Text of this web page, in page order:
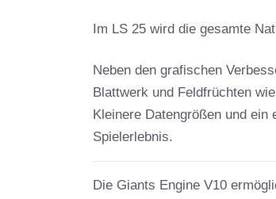
Im LS 25 wird die gesamte
Neben den grafischen
Blattwerk und Feldfrüchten
Kleinere Datengrößen und
Spielerlebnis.
Die Giants Engine V10